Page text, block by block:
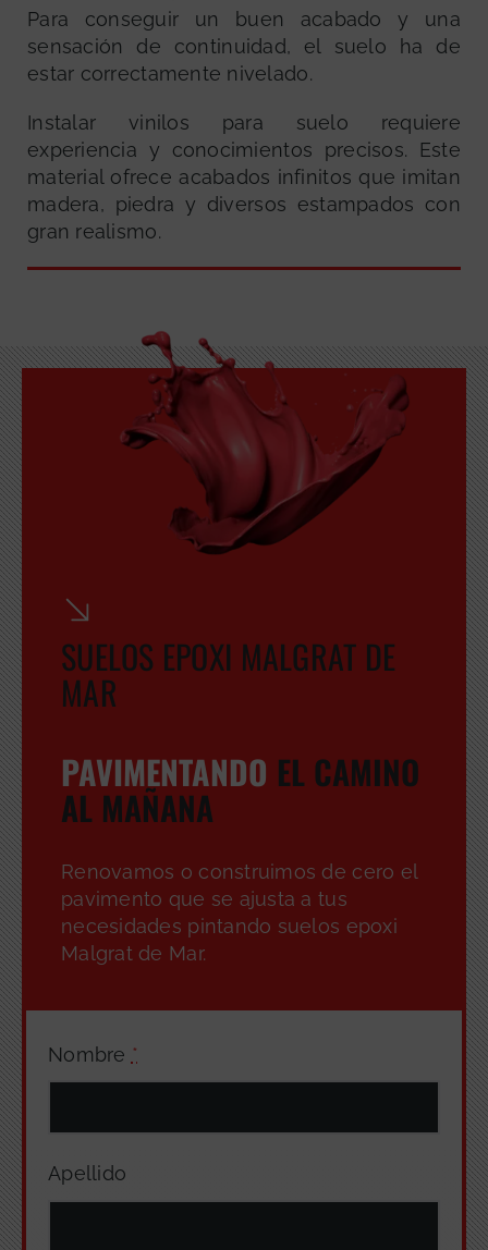
Para conseguir un buen acabado y una
sensación de continuidad, el suelo ha de
estar correctamente nivelado.
Instalar vinilos para suelo requiere
experiencia y conocimientos precisos. Este
material ofrece acabados infinitos que imitan
madera, piedra y diversos estampados con
gran realismo.
Nombre *
Apellido
SUELOS EPOXI MALGRAT DE
MAR
PAVIMENTANDO EL CAMINO
AL MAÑANA
Renovamos o construimos de cero el
pavimento que se ajusta a tus
necesidades pintando suelos epoxi
Malgrat de Mar.